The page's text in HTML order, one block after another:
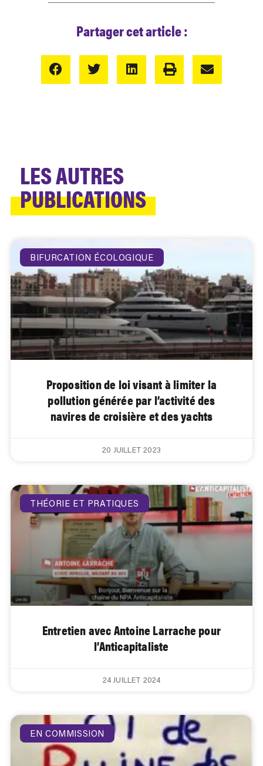
Partager cet article :
LES AUTRES
PUBLICATIONS
BIFURCATION ÉCOLOGIQUE
Proposition de loi visant à limiter la
pollution générée par l’activité des
navires de croisière et des yachts
20 JUILLET 2023
THÉORIE ET PRATIQUES
Entretien avec Antoine Larrache pour
l’Anticapitaliste
24 JUILLET 2024
EN COMMISSION